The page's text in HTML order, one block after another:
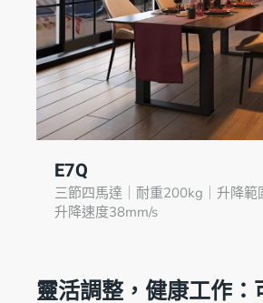
E7Q
三節四馬達｜耐重200kg｜升降範
升降速度38mm/s
靈活調整，健康工作